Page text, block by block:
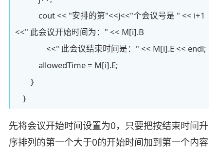
cout << "安排的第"<<j<<"个会议号是 " << i+1
<<" 此会议开始时间为：" << M[i].B
<<" 此会议结束时间是：" << M[i].E << endl;
allowedTime = M[i].E;
}
}
先将会议开始时间设置为0，只要把按结束时间升
序排列的第一个大于0的开始时间加到第一个内容